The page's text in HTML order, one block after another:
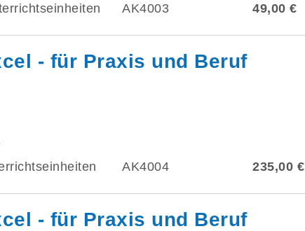
AK4003 49,00 €
- für Praxis und Beruf
AK4004 235,00 €
- für Praxis und Beruf